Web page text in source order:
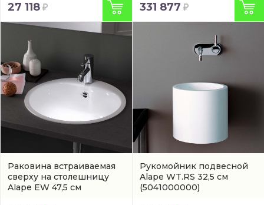
27 118 331 877
Раковина встраиваемая
сверху на столешницу
Alape EW 47,5 см
Рукомойник подвесной
Alape WT.RS 32,5 см
(5041000000)